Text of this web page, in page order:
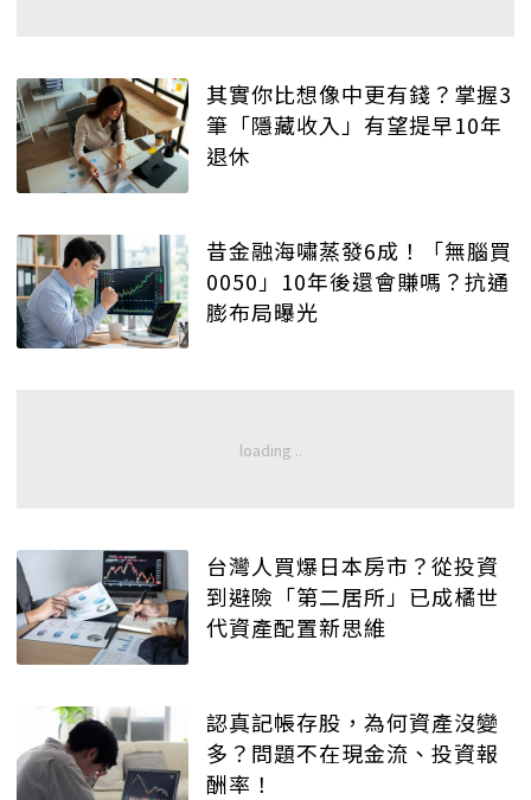
其實你比想像中更有錢？掌握3
筆「隱藏收入」有望提早10年
退休
昔金融海嘯蒸發6成！「無腦買
0050」10年後還會賺嗎？抗通
膨布局曝光
台灣人買爆日本房市？從投資
到避險「第二居所」已成橘世
代資產配置新思維
認真記帳存股，為何資產沒變
多？問題不在現金流、投資報
酬率！